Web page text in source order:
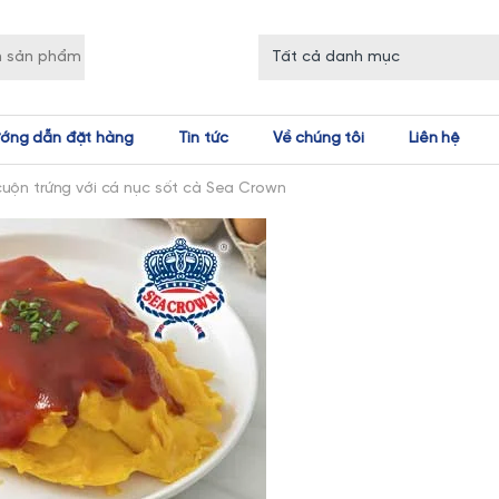
dẫn đặt hàng Tin tức Về chúng tôi Liên hệ
trứng với cá nục sốt cà Sea Crown